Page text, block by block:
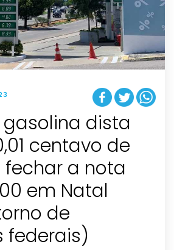
gasolina dista
centavo de
a nota
em Natal
de
federais)